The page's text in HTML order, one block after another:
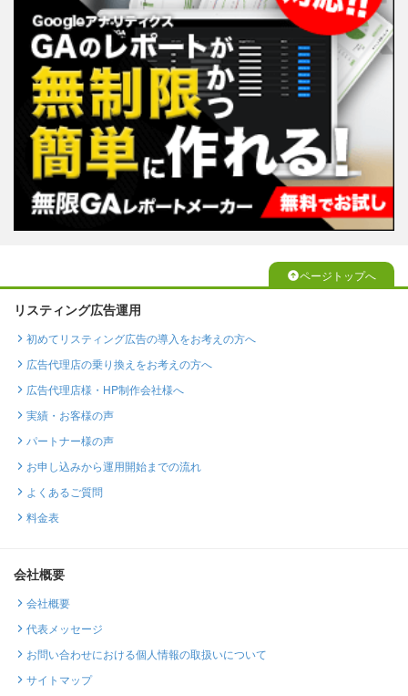
ページトップへ
リスティング広告運用
初めてリスティング広告の導入をお考えの方へ
広告代理店の乗り換えをお考えの方へ
広告代理店様・HP制作会社様へ
実績・お客様の声
パートナー様の声
お申し込みから運用開始までの流れ
よくあるご質問
料金表
会社概要
会社概要
代表メッセージ
お問い合わせにおける個人情報の取扱いについて
サイトマップ